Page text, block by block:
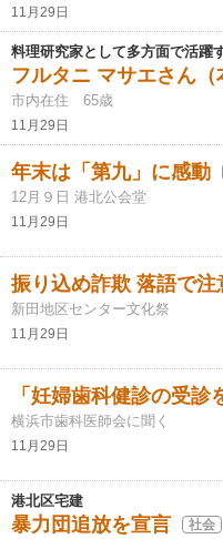
11月29日
料理研究家として多方面で活躍
フルタニ マサエさん（
市内在住 65歳
11月29日
年末は「第九」に感動
12月９日 港北公会堂
11月29日
振り込め詐欺 落語で注
新田地区センター文化祭
11月29日
「妊婦歯科健診の受診
横浜市歯科医師会に聞く
11月29日
港北区宅建
暴力団追放を宣言 社会